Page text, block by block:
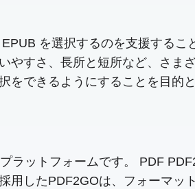
を選択するのを支援する
すさ、長所と短所など、さま
できるようにすることを目的と
ラットフォームです。 PDF
したPDF2GOは、フォーマッ